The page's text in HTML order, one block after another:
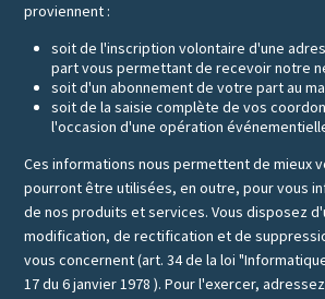
proviennent :
soit de l'inscription volontaire d'une
part vous permettant de recevoir notre
soit d'un abonnement de votre part au
soit de la saisie complète de vos
l'occasion d'une opération
Ces informations nous permettent de mieux
pourront être utilisées, en outre, pour vous
de nos produits et services. Vous disposez
modification, de rectification et de
vous concernent (art. 34 de la loi
17 du 6 janvier 1978 ). Pour l'exercer,